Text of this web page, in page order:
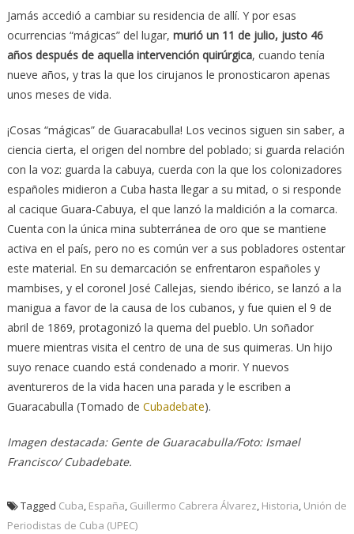
Jamás accedió a cambiar su residencia de allí. Y por esas
ocurrencias “mágicas” del lugar, murió un 11 de julio, justo 46
años después de aquella intervención quirúrgica, cuando tenía
nueve años, y tras la que los cirujanos le pronosticaron apenas
unos meses de vida.
¡Cosas “mágicas” de Guaracabulla! Los vecinos siguen sin saber, a
ciencia cierta, el origen del nombre del poblado; si guarda relación
con la voz: guarda la cabuya, cuerda con la que los colonizadores
españoles midieron a Cuba hasta llegar a su mitad, o si responde
al cacique Guara-Cabuya, el que lanzó la maldición a la comarca.
Cuenta con la única mina subterránea de oro que se mantiene
activa en el país, pero no es común ver a sus pobladores ostentar
este material. En su demarcación se enfrentaron españoles y
mambises, y el coronel José Callejas, siendo ibérico, se lanzó a la
manigua a favor de la causa de los cubanos, y fue quien el 9 de
abril de 1869, protagonizó la quema del pueblo. Un soñador
muere mientras visita el centro de una de sus quimeras. Un hijo
suyo renace cuando está condenado a morir. Y nuevos
aventureros de la vida hacen una parada y le escriben a
Guaracabulla (Tomado de Cubadebate).
Imagen destacada: Gente de Guaracabulla/Foto: Ismael
Francisco/ Cubadebate.
Tagged Cuba, España, Guillermo Cabrera Álvarez, Historia, Unión de
Periodistas de Cuba (UPEC)